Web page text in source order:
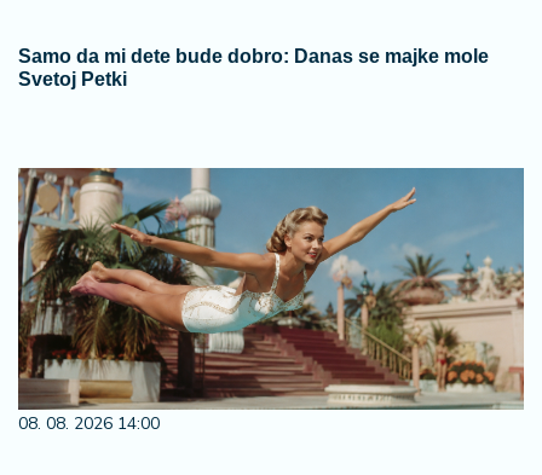
Samo da mi dete bude dobro: Danas se majke mole
Svetoj Petki
08. 08. 2026 14:00